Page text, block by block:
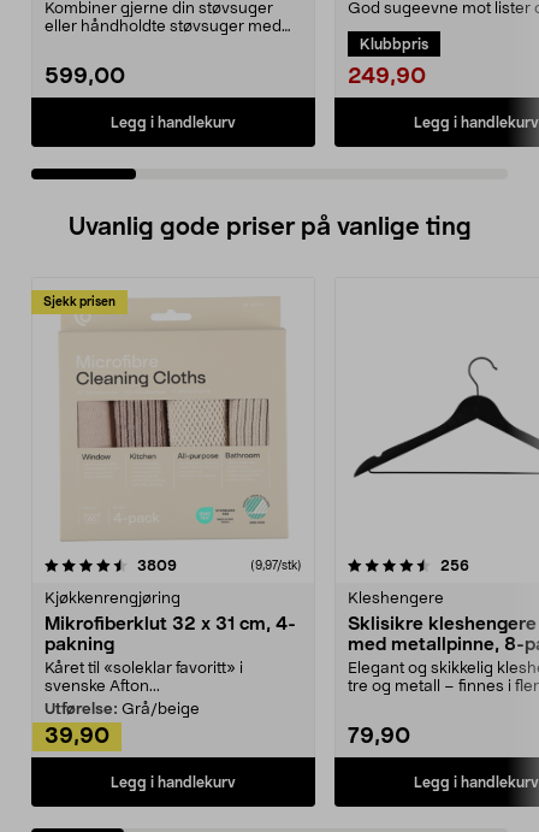
Kombiner gjerne din støvsuger
eller håndholdte støvsuger med
599,00
Legg i handlekurv
God sugeevne mot lister
som fungerer på har...
Klubbpris
249,90
Legg i handlekurv
Uvanlig gode priser på vanlige ting
Sjekk prisen
3809anmeldelser(9,97/stk)
Kjøkkenrengjøring
Mikrofiberklut 32 x 31 cm, 4-
pakning
Kåret til «soleklar favoritt» i
svenske Afton...
Utførelse: Grå/beige
39,90
Legg i handlekurv
4.5av 5 stjerner 256
Kleshengere
Sklisikre
med metallpinne, 8-
Elegant og skikkelig
tre og metall – finnes i
79,90
Legg i handlekurv
4.5av 5 stjerner